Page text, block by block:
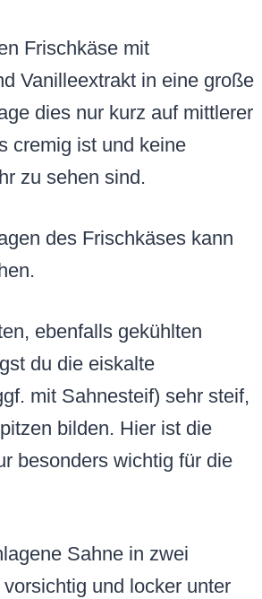
Frischkäse mit
Vanilleextrakt in eine große
dies nur kurz auf mittlerer
cremig ist und keine
zu sehen sind.
des Frischkäses kann
ebenfalls gekühlten
du die eiskalte
mit Sahnesteif) sehr steif,
bilden. Hier ist die
besonders wichtig für die
Sahne in zwei
und locker unter